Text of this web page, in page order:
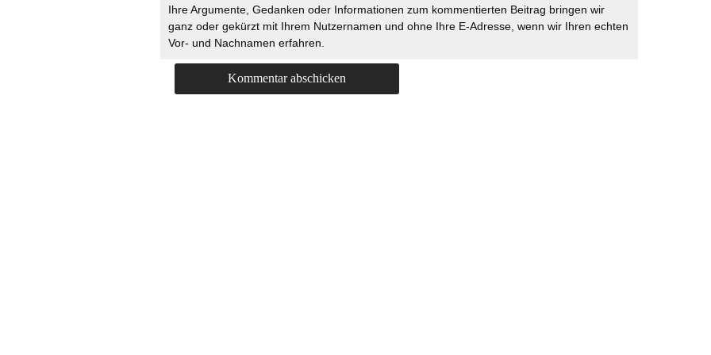
Ihre Argumente, Gedanken oder Informationen zum kommentierten Beitrag bringen wir
ganz oder gekürzt mit Ihrem Nutzernamen und ohne Ihre E-Adresse, wenn wir Ihren echten
Vor- und Nachnamen erfahren.